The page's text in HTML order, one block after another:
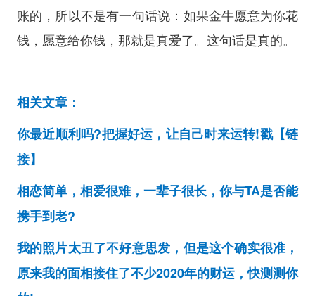
账的，所以不是有一句话说：如果金牛愿意为你花
钱，愿意给你钱，那就是真爱了。这句话是真的。
相关文章：
你最近顺利吗?把握好运，让自己时来运转!戳【链
接】
相恋简单，相爱很难，一辈子很长，你与TA是否能
携手到老?
我的照片太丑了不好意思发，但是这个确实很准，
原来我的面相接住了不少2020年的财运，快测测你